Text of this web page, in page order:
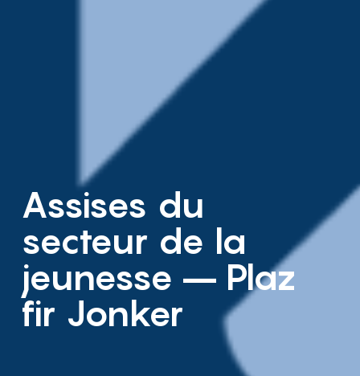
Assises du
secteur de la
jeunesse – Plaz
fir Jonker